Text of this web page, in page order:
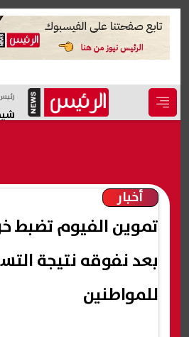
أخبار
تموين الفيوم تضبط
بعد نفوقه نتيجة
للمواطنين